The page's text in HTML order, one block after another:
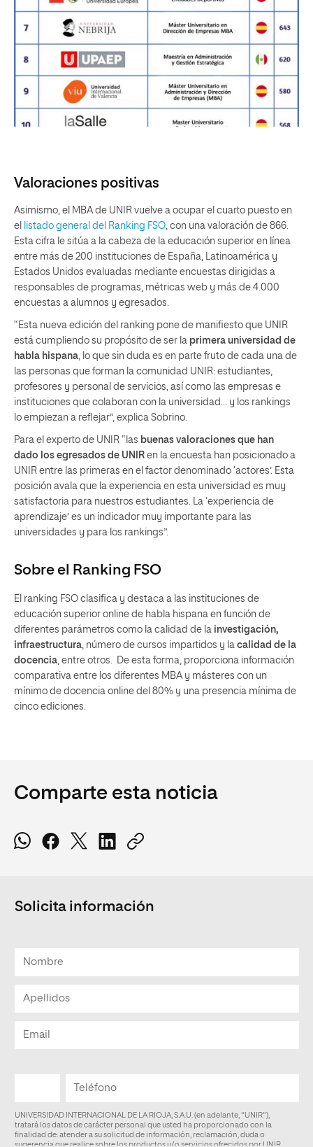
Valoraciones positivas
Asimismo, el MBA de UNIR vuelve a ocupar el cuarto puesto en
el
listado general del Ranking FSO, con una valoración de 866.
Esta cifra le sitúa a la cabeza de la educación superior en línea
entre más de 200 instituciones de España, Latinoamérica y
Estados Unidos evaluadas mediante encuestas dirigidas a
responsables de programas, métricas web y más de 4.000
encuestas a alumnos y egresados.
“Esta nueva edición del ranking pone de manifiesto que UNIR
está cumpliendo su propósito de ser la primera universidad de
habla hispana, lo que sin duda es en parte fruto de cada una de
las personas que forman la comunidad UNIR: estudiantes,
profesores y personal de servicios, así como las empresas e
instituciones que colaboran con la universidad… y los rankings
lo empiezan a reflejar”, explica Sobrino.
Para el experto de UNIR “las buenas valoraciones que han
dado los egresados de UNIR en la encuesta han posicionado a
UNIR entre las primeras en el factor denominado ‘actores’. Esta
posición avala que la experiencia en esta universidad es muy
satisfactoria para nuestros estudiantes. La ‘experiencia de
aprendizaje’ es un indicador muy importante para las
universidades y para los rankings”.
Sobre el Ranking FSO
El ranking FSO clasifica y destaca a las instituciones de
educación superior online de habla hispana en función de
diferentes parámetros como la calidad de la investigación,
infraestructura, número de cursos impartidos y la calidad de la
docencia, entre otros. De esta forma, proporciona información
comparativa entre los diferentes MBA y másteres con un
mínimo de docencia online del 80% y una presencia mínima de
cinco ediciones.
Comparte esta noticia
Solicita información